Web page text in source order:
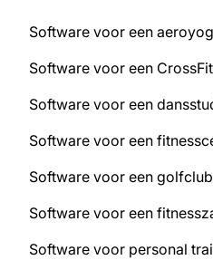
Software voor een
Software voor een
Software voor een
Software voor een
Software voor een golfclub
Software voor een
Software voor personal